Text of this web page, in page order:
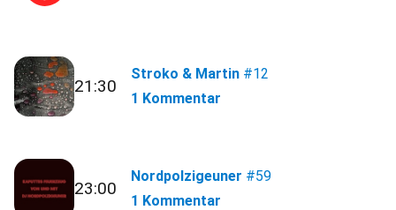
21:30
Stroko & Martin #12
1 Kommentar
23:00
Nordpolzigeuner #59
1 Kommentar